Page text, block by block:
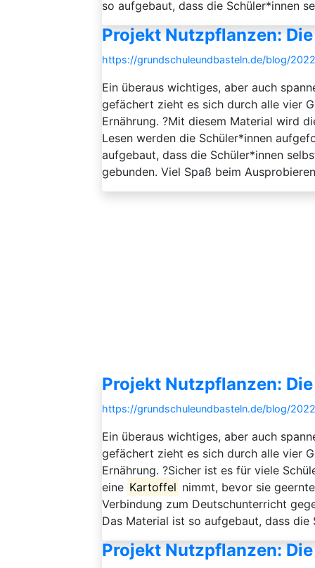
so aufgebaut, dass die Schüler*innen
Projekt Nutzpflanzen:
https://grundschuleundbasteln.de/blog/
Ein überaus wichtiges, aber auch
gefächert zieht es sich durch alle vier
Ernährung. ?Mit diesem Material wird
Lesen werden die Schüler*innen
aufgebaut, dass die Schüler*innen
gebunden. Viel Spaß beim
Projekt Nutzpflanzen:
https://grundschuleundbasteln.de/blog/
Ein überaus wichtiges, aber auch
gefächert zieht es sich durch alle vier
Ernährung. ?Sicher ist es für viele
eine Kartoffel nimmt, bevor sie
Verbindung zum Deutschunterricht
Das Material ist so aufgebaut, dass die
Projekt Nutzpflanzen: